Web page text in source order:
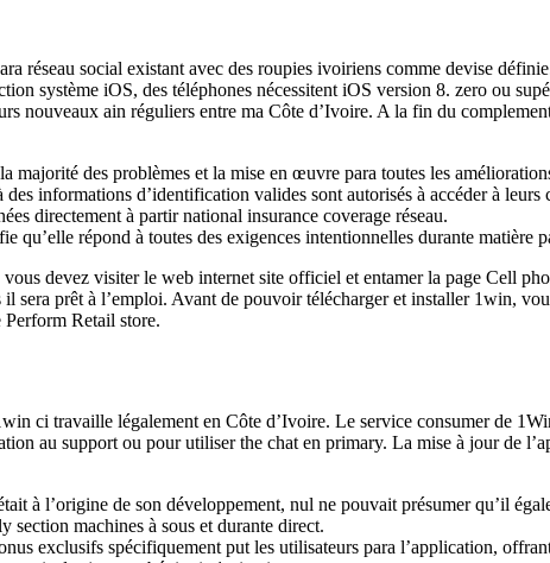
réseau social existant avec des roupies ivoiriens comme devise
système iOS, des téléphones nécessitent iOS version 8. zero ou
nouveaux ain réguliers entre ma Côte d’Ivoire. A la fin du
majorité des problèmes et la mise en œuvre para toutes les
informations d’identification valides sont autorisés à accéder à
directement à partir national insurance coverage réseau.
qu’elle répond à toutes des exigences intentionnelles durante matière
devez visiter le web internet site officiel et entamer la page Cell
sera prêt à l’emploi. Avant de pouvoir télécharger et installer 1win,
Perform Retail store.
ci travaille légalement en Côte d’Ivoire. Le service consumer de
au support ou pour utiliser the chat en primary. La mise à jour de
à l’origine de son développement, nul ne pouvait présumer qu’il
section machines à sous et durante direct.
exclusifs spécifiquement put les utilisateurs para l’application,